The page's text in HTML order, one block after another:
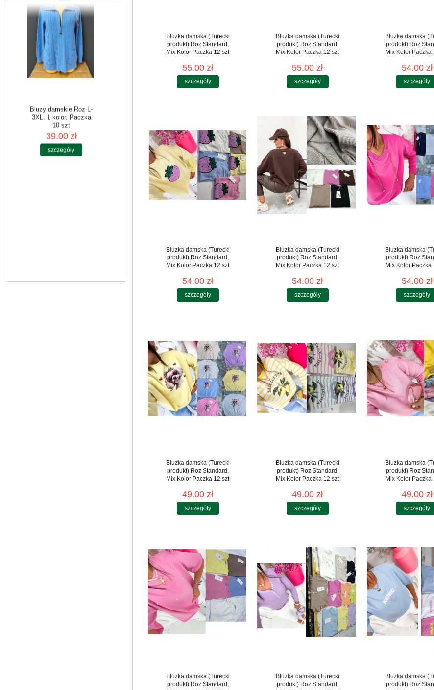
Bluzy damskie Roz L-
3XL. 1 kolor. Paczka
Bluzka damska (Turecki
produkt) Roz Standard,
Mix Kolor Paczka 12 szt
55.00 zł
szczegóły
Bluzka damska (Turecki
produkt) Roz Standard,
Mix Kolor Paczka 12 szt
55.00 zł
szczegóły
Bluzka damska
produkt) Roz
Mix Kolor Paczka
54.00 zł
szczegóły
Bluzka damska (Turecki
produkt) Roz Standard,
Mix Kolor Paczka 12 szt
54.00 zł
szczegóły
Bluzka damska (Turecki
produkt) Roz Standard,
Mix Kolor Paczka 12 szt
54.00 zł
szczegóły
Bluzka damska
produkt) Roz
Mix Kolor Paczka
54.00 zł
szczegóły
Bluzka damska (Turecki
produkt) Roz Standard,
Mix Kolor Paczka 12 szt
49.00 zł
szczegóły
Bluzka damska (Turecki
produkt) Roz Standard,
Mix Kolor Paczka 12 szt
49.00 zł
szczegóły
Bluzka damska
produkt) Roz
Mix Kolor Paczka
49.00 zł
szczegóły
Bluzka damska (Turecki
produkt) Roz Standard,
Bluzka damska (Turecki
produkt) Roz Standard,
Bluzka damska
produkt) Roz